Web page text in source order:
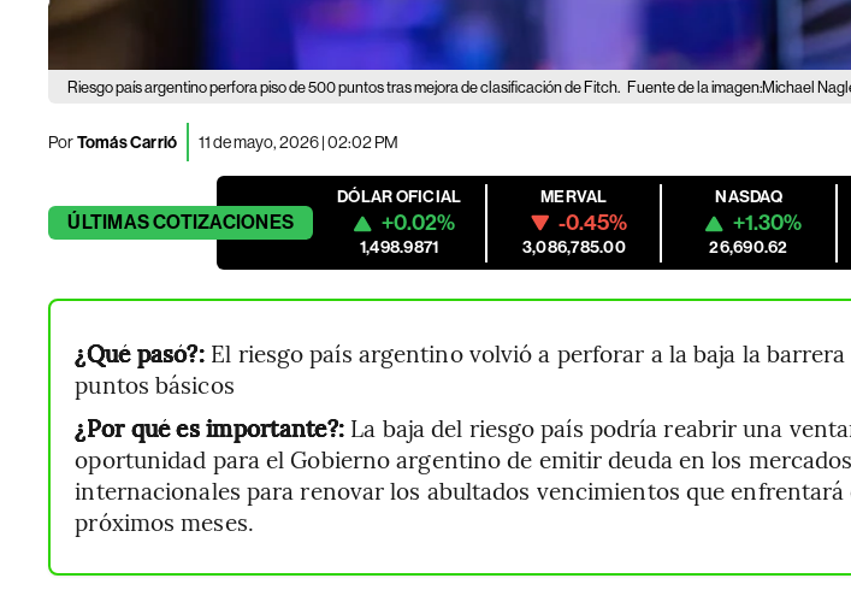
Riesgo país argentino perfora piso de 500 puntos tras mejora de clasificación de Fitch. Fuente de la imagen:Michael
PorTomás Carrió 11 de mayo, 2026 | 02:02 PM
ÚLTIMASCOTIZACIONES
DÓLAR OFICIAL
+0.02%
1,498.9871
MERVAL
-0.45%
3,086,785.00
NASDAQ
+1.30%
26,690.62
¿Qué pasó?: El riesgo país argentino volvió a perforar a la baja la barrera
puntos básicos
¿Por qué es importante?: La baja del riesgo país podría reabrir una
oportunidad para el Gobierno argentino de emitir deuda en los mercados
internacionales para renovar los abultados vencimientos que enfrentará
próximos meses.